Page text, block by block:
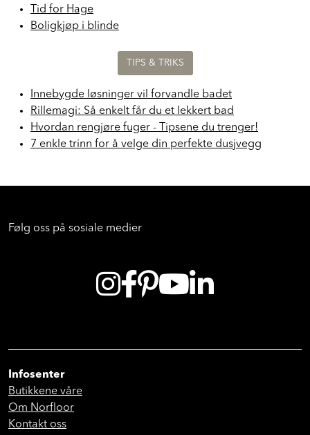
Tid for Hage
Boligkjøp i blinde
TIPS & TRIKS
Innebygde løsninger vil forvandle badet
Rillemagi: Så enkelt får du et lekkert bad
Hvordan rengjøre fuger - Tipsene du trenger!
7 enkle trinn for å velge din perfekte dusjvegg
Følg oss på sosiale medier
Infosenter
Butikkene våre
Om Norfloor
Kontakt oss